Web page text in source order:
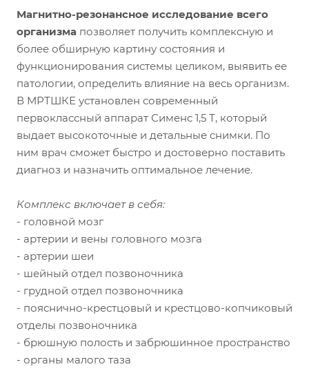
Магнитно-резонансное исследование всего
организма позволяет получить комплексную и
более обширную картину состояния и
функционирования системы целиком, выявить ее
патологии, определить влияние на весь организм.
В МРТШКЕ установлен современный
первоклассный аппарат Сименс 1,5 Т, который
выдает высокоточные и детальные снимки. По
ним врач сможет быстро и достоверно поставить
диагноз и назначить оптимальное лечение.
Комплекс включает в себя:
- головной мозг
- артерии и вены головного мозга
- артерии шеи
- шейный отдел позвоночника
- грудной отдел позвоночника
- пояснично-крестцовый и крестцово-копчиковый
отделы позвоночника
- брюшную полость и забрюшинное пространство
- органы малого таза